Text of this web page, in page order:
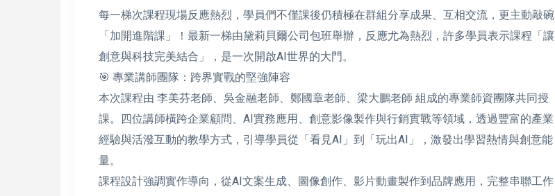
每一梯次課程現場反應熱烈，學員們不僅課後仍積極在群組分享成果、互相交流，更主動敲碗
「加開進階課」！最新一梯由黛莉貝爾公司包班舉辦，反應尤為熱烈，許多學員表示課程「讓
創意與科技完美結合」，是一次開啟AI世界的大門。
🎯 專業講師團隊：跨界實戰的堅強陣容
本次課程由 李美芬老師、吳金融老師、鄭國章老師、梁大鵬老師 組成的專業師資團隊共同授
課。四位講師橫跨企業顧問、AI實務應用、創意影像製作與行銷實戰等領域，透過豐富的產業
經驗與活潑互動的教學方式，引導學員從「看見AI」到「玩出AI」，激發出學習熱情與創意能
量。
課程設計強調實作導向，從AI文案生成、圖像創作、影片動畫製作到品牌應用，完整串聯工作